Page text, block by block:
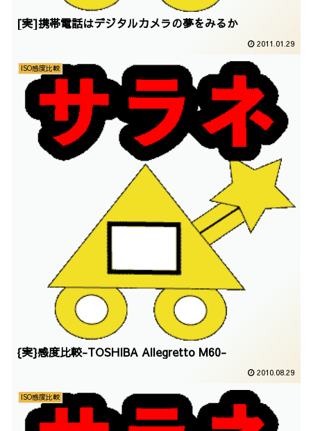
[実]携帯電話はデジタルカメラの夢をみるか
2011.01.29
ISO感度比較
{実}感度比較-TOSHIBA Allegretto M60-
2010.08.29
ISO感度比較